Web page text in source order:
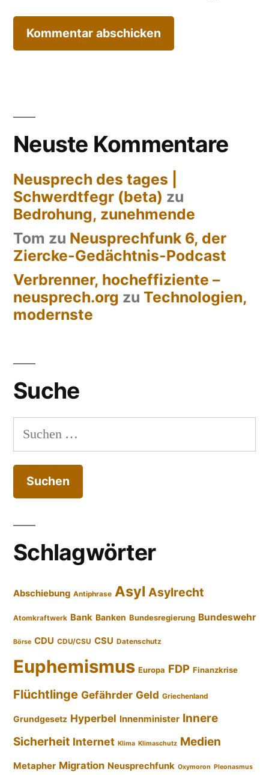
Neuste Kommentare
Neusprech des tages |
Schwerdtfegr (beta) zu
Bedrohung, zunehmende
Tom zu Neusprechfunk 6, der
Ziercke-Gedächtnis-Podcast
Verbrenner, hocheffiziente –
neusprech.org zu Technologien,
modernste
Suche
Suchen
nach:
Schlagwörter
Abschiebung Antiphrase Asyl Asylrecht
Atomkraftwerk Bank Banken Bundesregierung Bundeswehr
Börse CDU CDU/CSU CSU Datenschutz
Euphemismus Europa FDP Finanzkrise
Flüchtlinge Gefährder Geld Griechenland
Grundgesetz Hyperbel Innenminister Innere
Sicherheit Internet Klima Klimaschutz Medien
Metapher Migration Neusprechfunk Oxymoron Pleonasmus